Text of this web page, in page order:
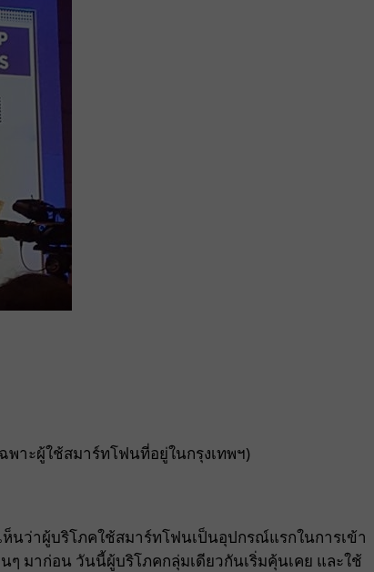
ฉพาะผู้ใช้สมาร์ทโฟนที่อยู่ในกรุงเทพฯ)
นว่าผู้บริโภคใช้สมาร์ทโฟนเป็นอุปกรณ์แรกในการเข้า
ๆ มาก่อน วันนี้ผู้บริโภคกลุ่มเดียวกันเริ่มคุ้นเคย และใช้